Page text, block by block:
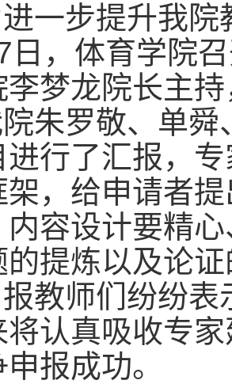
一步提升我
日，体育学院
李梦龙院长主持
朱罗敬、单舜
进行了汇报，
架，给申请者
内容设计要精
的提炼以及论
教师们 纷纷表
将认真吸收专
报成功。